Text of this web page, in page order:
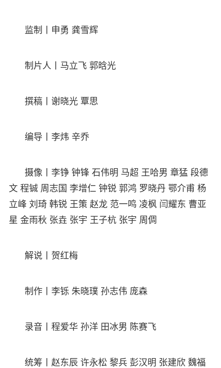
监制丨申勇 龚雪辉
制片人丨马立飞 郭晗光
撰稿丨谢晓光 覃思
编导丨李炜 辛乔
摄像丨李铮 钟锋 石伟明 马超 王哈男 章猛 段德
文 程铖 周志国 李增仁 钟锐 郭鸿 罗晓丹 鄂介甫 杨
立峰 刘琦 韩锐 王策 赵龙 范一鸣 凌枫 闫耀东 曹亚
星 金雨秋 张垚 张宇 王子杭 张宇 周倜
解说丨贺红梅
制作丨李铄 朱晓璞 孙志伟 庞森
录音丨程爱华 孙洋 田冰男 陈赛飞
统筹丨赵东辰 许永松 黎兵 彭汉明 张建欣 魏福